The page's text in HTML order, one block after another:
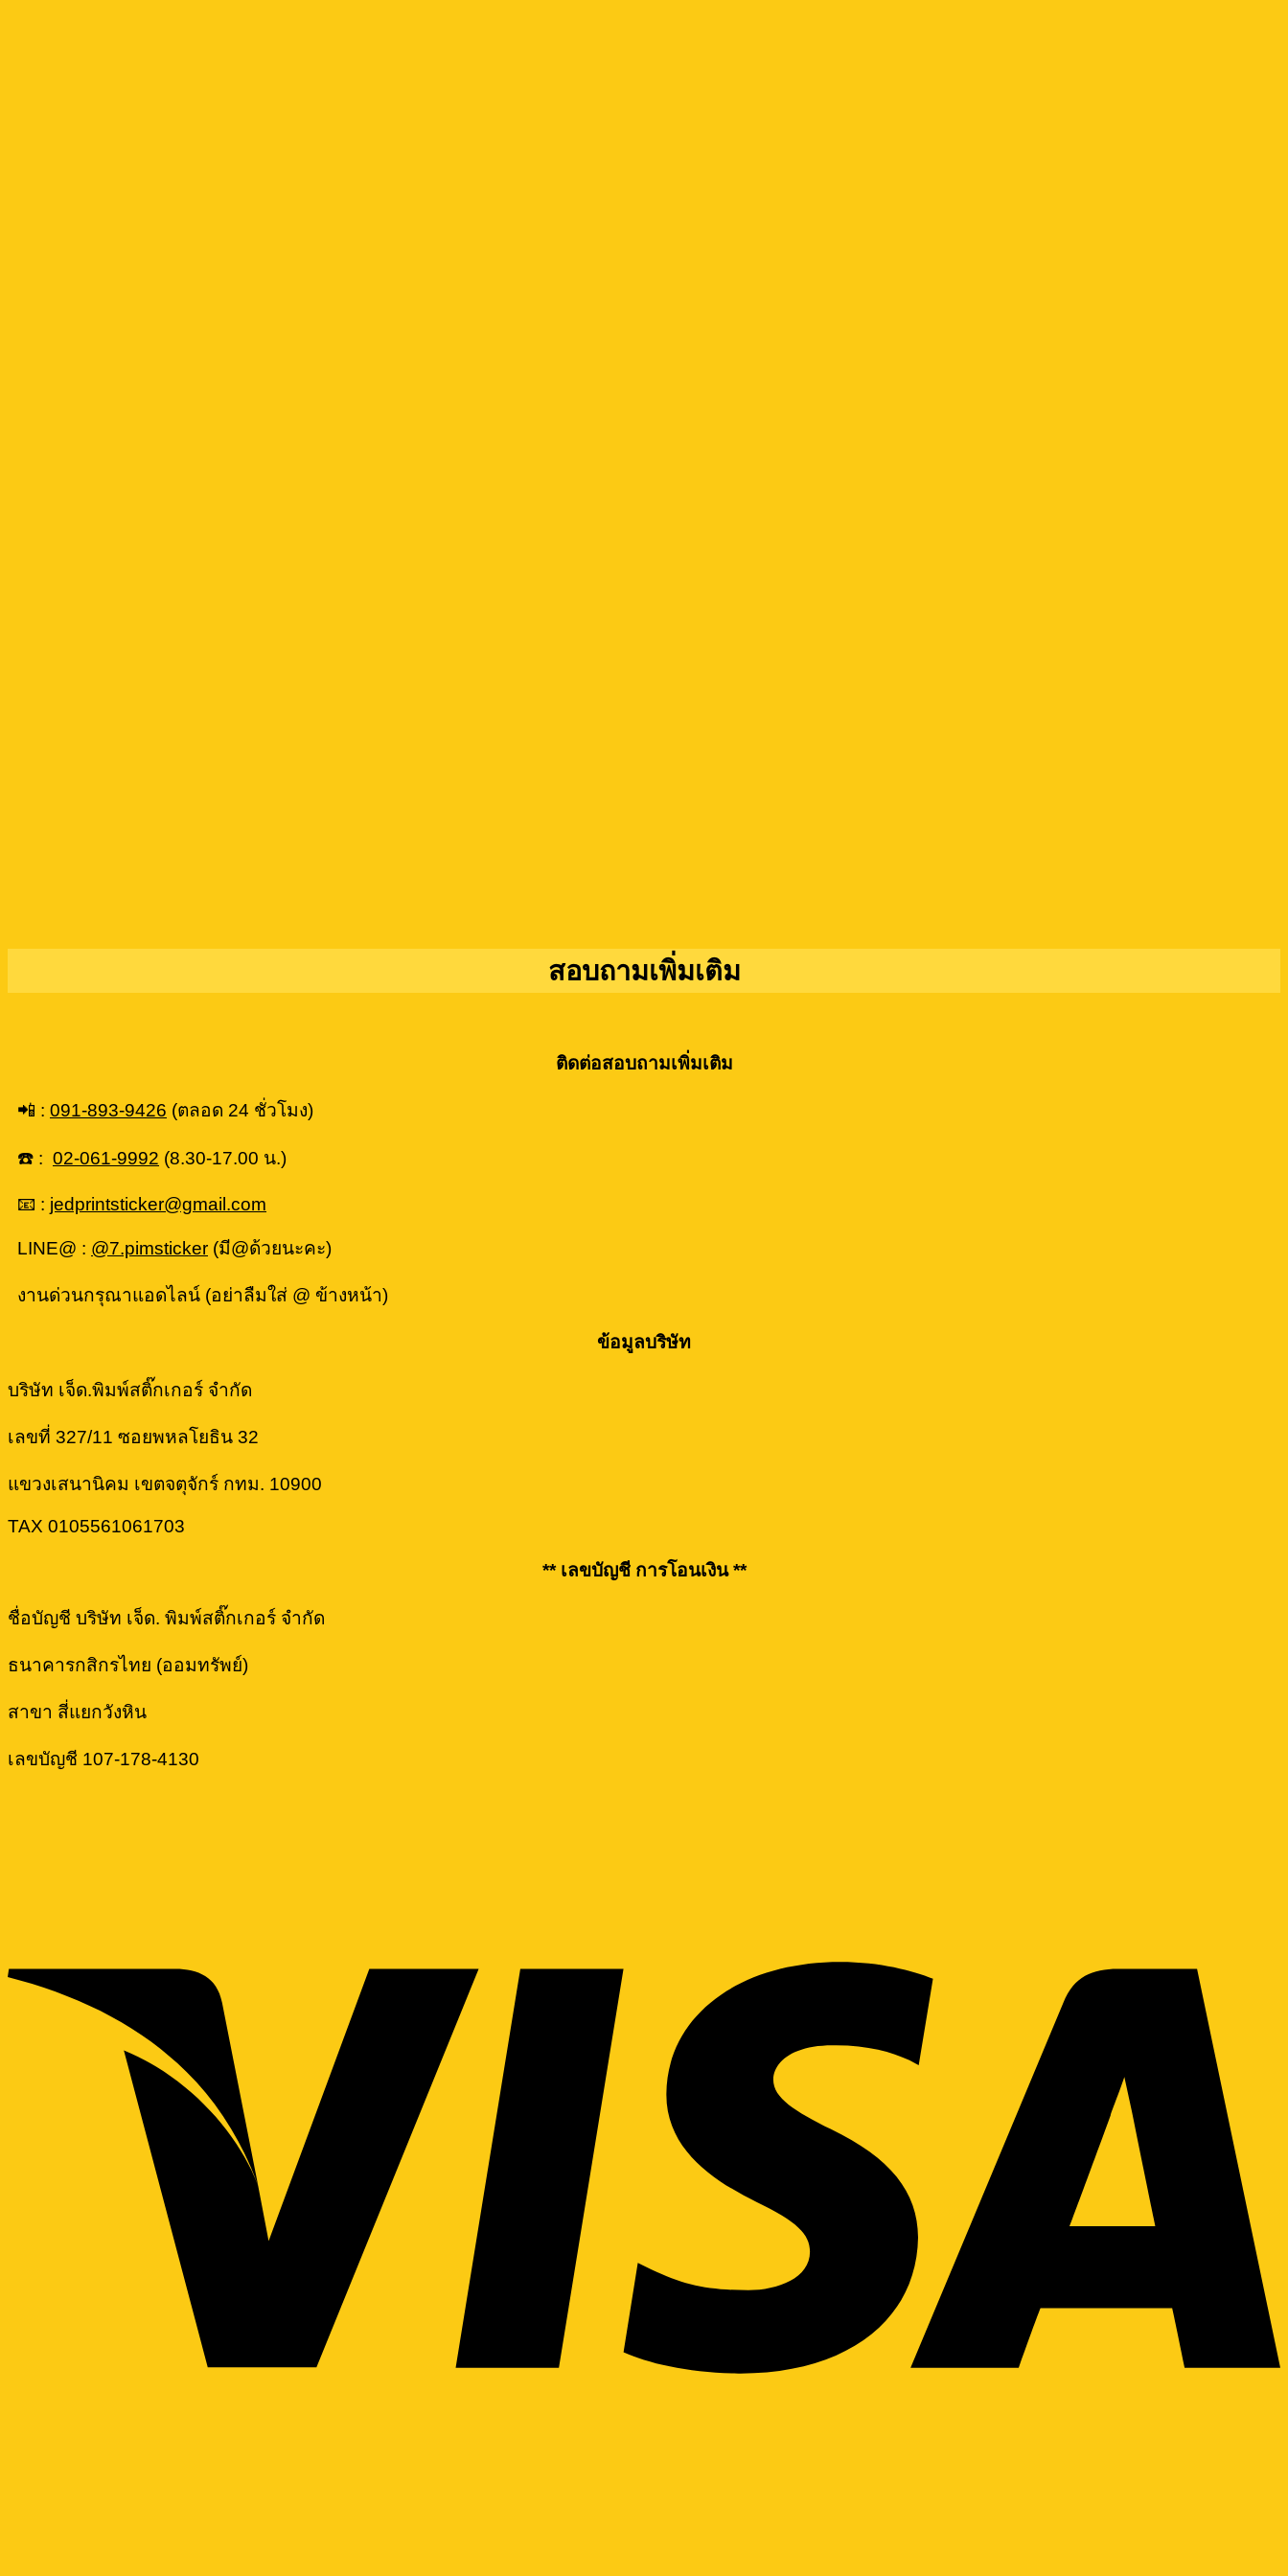
สอบถามเพิ่มเติม
ติดต่อสอบถามเพิ่มเติม
📲 : 091-893-9426 (ตลอด 24 ชั่วโมง)
☎️ : 02-061-9992 (8.30-17.00 น.)
📧 : jedprintsticker@gmail.com
LINE@ : @7.pimsticker (มี@ด้วยนะคะ)
งานด่วนกรุณาแอดไลน์ (อย่าลืมใส่ @ ข้างหน้า)
ข้อมูลบริษัท
บริษัท เจ็ด.พิมพ์สติ๊กเกอร์ จำกัด
เลขที่ 327/11 ซอยพหลโยธิน 32
แขวงเสนานิคม เขตจตุจักร์ กทม. 10900
TAX 0105561061703
** เลขบัญชี การโอนเงิน **
ชื่อบัญชี บริษัท เจ็ด. พิมพ์สติ๊กเกอร์ จำกัด
ธนาคารกสิกรไทย (ออมทรัพย์)
สาขา สี่แยกวังหิน
เลขบัญชี 107-178-4130